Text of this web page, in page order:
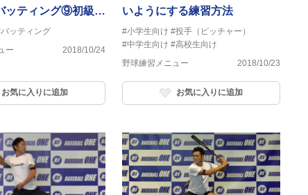
ッティング⑨初級
作る練習 片足飛
ッティング
ー
2018/10/24
お気に入りに追加
いようにする練習方法
#小学生向け #投手（ピッチャー）
#中学生向け #高校生向け
野球練習メニュー
2018/10/23
お気に入りに追加